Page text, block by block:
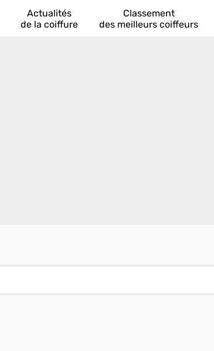
Actualités
de la coiffure
Classement
des meilleurs coiffeurs